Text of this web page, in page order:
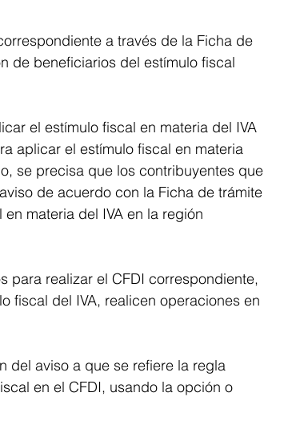
a través de la Ficha de
de beneficiarios del estímulo fiscal
el estímulo fiscal en materia del IVA
aplicar el estímulo fiscal en materia
se precisa que los contribuyentes que
de acuerdo con la Ficha de trámite
materia del IVA en la región
para realizar el CFDI correspondiente,
fiscal del IVA, realicen operaciones en
del aviso a que se refiere la regla
en el CFDI, usando la opción o